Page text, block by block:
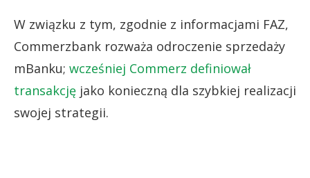
W związku z tym, zgodnie z informacjami FAZ,
Commerzbank rozważa odroczenie sprzedaży
mBanku; wcześniej Commerz definiował
transakcję jako konieczną dla szybkiej realizacji
swojej strategii.